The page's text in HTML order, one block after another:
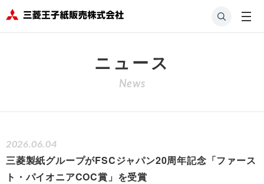
HOME
会社
案内
ニュ
ース
三菱製紙グループがFSCジャパン20周年記念「ファ
ースト・パイオニアCOC賞」を受賞
ニュース
News
2026.06.04
三菱製紙グループがFSCジャパン20周年記念「ファース
ト・パイオニアCOC賞」を受賞